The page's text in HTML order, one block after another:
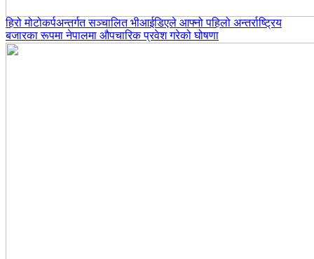
हिरो मोटोकर्पअन्तर्गत सञ्चालित भीआईडिएले आफ्नो पहिलो अन्तर्राष्ट्रिय
बजारका रूपमा नेपालमा औपचारिक प्रवेश गरेको घोषणा